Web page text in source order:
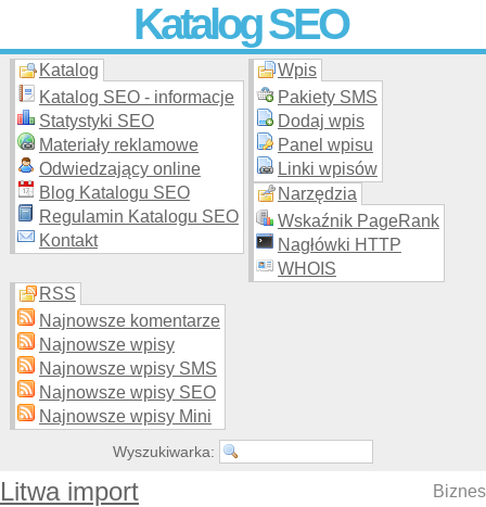
Katalog SEO
Skuteczna i promocja stron WWW –
moderowanego katalogu za darmo!
Katalog
Katalog SEO - informacje
Statystyki SEO
Materiały reklamowe
Odwiedzający online
Blog Katalogu SEO
Regulamin Katalogu SEO
Kontakt
Wpis
Pakiety SMS
Dodaj wpis
Panel wpisu
Linki wpisów
Narzędzia
Wskaźnik PageRank
Nagłówki HTTP
WHOIS
RSS
Najnowsze komentarze
Najnowsze wpisy
Najnowsze wpisy SMS
Najnowsze wpisy SEO
Najnowsze wpisy Mini
Wyszukiwarka:
Litwa import